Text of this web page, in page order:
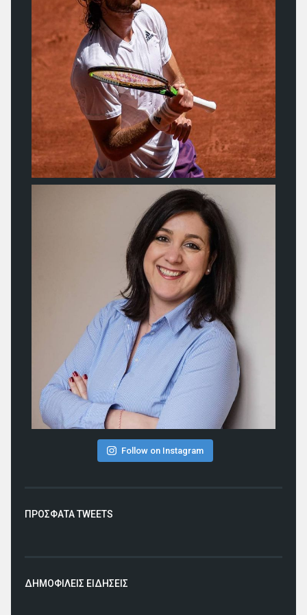
Follow on Instagram
ΠΡΟΣΦΑΤΑ TWEETS
ΔΗΜΟΦΙΛΕΙΣ ΕΙΔΗΣΕΙΣ